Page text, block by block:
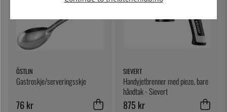
ÖSTLIN
Gastroskje/serveringsskje
76 kr
SIEVERT
Handyjetbrenner med piezo, bare
håndtak - Sievert
875 kr